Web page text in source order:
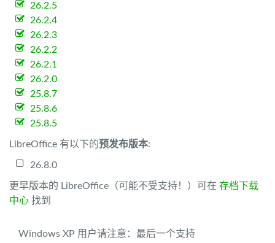
26.2.5
26.2.4
26.2.3
26.2.2
26.2.1
26.2.0
25.8.7
25.8.6
25.8.5
LibreOffice 有以下的预发布版本:
26.8.0
更早版本的 LibreOffice（可能不受支持！）可在 存档下载
中心 找到
Windows XP 用户请注意：最后一个支持